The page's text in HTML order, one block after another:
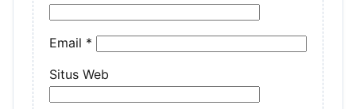
Email *
Situs Web